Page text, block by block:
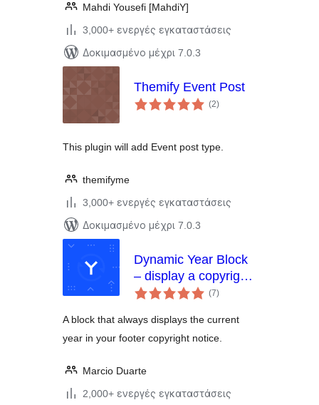
Mahdi Yousefi [MahdiY]
3,000+ ενεργές εγκαταστάσεις
Δοκιμασμένο μέχρι 7.0.3
Themify Event Post
(2αξιολογήσεις
σύνολο
)
This plugin will add Event post type.
themifyme
3,000+ ενεργές εγκαταστάσεις
Δοκιμασμένο μέχρι 7.0.3
Dynamic Year Block
– display a copyright
notice in your footer
(7αξιολογήσεις
σύνολο
)
A block that always displays the current
year in your footer copyright notice.
Marcio Duarte
2,000+ ενεργές εγκαταστάσεις